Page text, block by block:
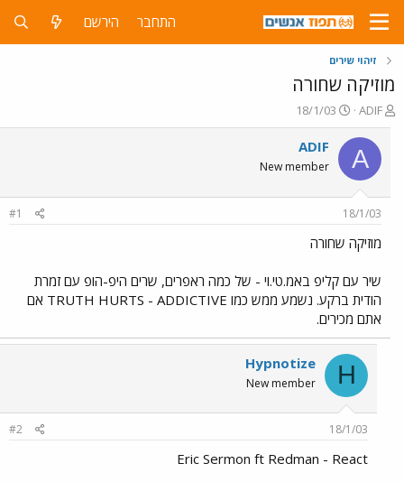
התחבר הירשם
זיהוי שירים
מוזיקה שחורה
פ
ו
ת
ח
ה
ש
א
ADIF
פ
ו
ר
18/1/03
A
ADIF
New member
18/1/03
#1
מוזיקה שחורה
שיר עם קליפ באמ.טי.וי - של כמה ראפרים, שרים היפ-הופ עם זמרת
הודית ברקע. נשמע ממש כמו TRUTH HURTS - ADDICTIVE אם
אתם מכירים.
H
Hypnotize
New member
18/1/03
#2
Eric Sermon ft Redman - React